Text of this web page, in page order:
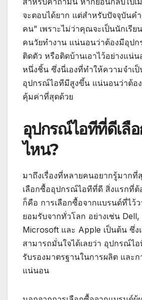
จะตอบได้ยาก แต่สำหรับปัจจุบันค
คน” เพราะไม่ว่าคุณจะเป็นนักเรี
คนวัยทำงาน แน่นอนว่าต้องมีอุป
ติดตัว หรือติดบ้านเอาไว้อย่างแน่
หนึ่งชิ้น ซึ่งนี่เองที่ทำให้ความจำเ
อุปกรณ์ไอทีมีสูงขึ้น แน่นอนว่าต้อ
คุ้มค่าที่สุดด้วย
อุปกรณ์ไอทีที่ดีเลื
ไหน?
มาถึงเรื่องที่หลายคนอยากรู้มากที่
เลือกซื้ออุปกรณ์ไอทีที่ดี สิ่งแรกที่
ก็คือ การเลือกซื้อจากแบรนด์ที่ไว้ว
ยอมรับจากทั่วโลก อย่างเช่น
Microsoft และ Apple เป็นต้น ซึ่ง
สามารถมั่นใจได้เลยว่า อุปกรณ์ไ
รับรองมาตรฐานในการผลิต และก
แน่นอน